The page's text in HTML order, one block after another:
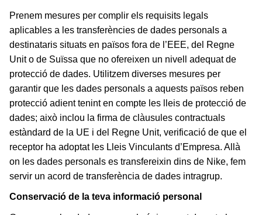
Prenem mesures per complir els requisits legals
aplicables a les transferències de dades personals a
destinataris situats en països fora de l’EEE, del Regne
Unit o de Suïssa que no ofereixen un nivell adequat de
protecció de dades. Utilitzem diverses mesures per
garantir que les dades personals a aquests països reben
protecció adient tenint en compte les lleis de protecció de
dades; això inclou la firma de clàusules contractuals
estàndard de la UE i del Regne Unit, verificació de que el
receptor ha adoptat les Lleis Vinculants d’Empresa. Allà
on les dades personals es transfereixin dins de Nike, fem
servir un acord de transferència de dades intragrup.
Conservació de la teva informació personal